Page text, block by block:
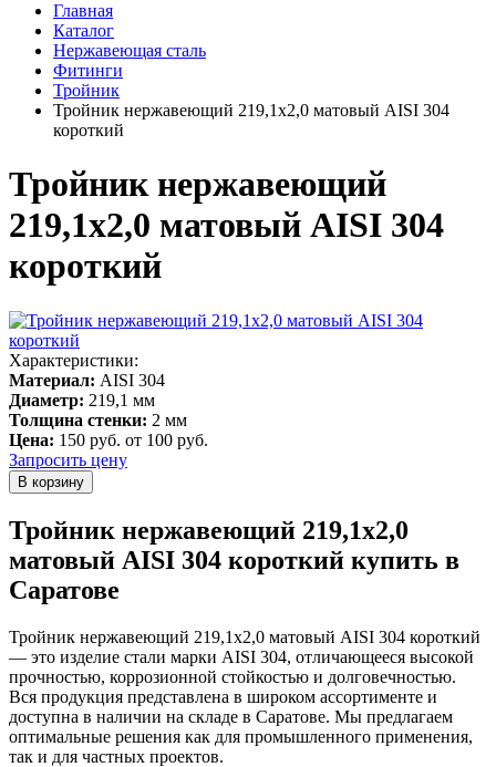
Главная
Каталог
Нержавеющая сталь
Фитинги
Тройник
Тройник нержавеющий 219,1х2,0 матовый AISI 304
короткий
Тройник нержавеющий
219,1х2,0 матовый AISI 304
короткий
Характеристики:
Материал: AISI 304
Диаметр: 219,1 мм
Толщина стенки: 2 мм
Цена: 150 руб. от 100 руб.
Запросить цену
Тройник нержавеющий 219,1х2,0
матовый AISI 304 короткий купить в
Саратове
Тройник нержавеющий 219,1х2,0 матовый AISI 304 короткий
— это изделие стали марки AISI 304, отличающееся высокой
прочностью, коррозионной стойкостью и долговечностью.
Вся продукция представлена в широком ассортименте и
доступна в наличии на складе в Саратове. Мы предлагаем
оптимальные решения как для промышленного применения,
так и для частных проектов.